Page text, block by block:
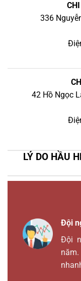
336
42 Hồ Ngọc
LÝ DO HẦU
Đội
Đội